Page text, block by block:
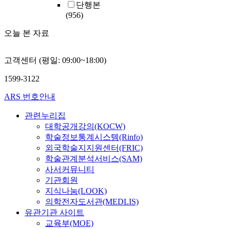
단행본
(956)
오늘 본 자료
고객센터 (평일: 09:00~18:00)
1599-3122
ARS 번호안내
관련누리집
대학공개강의(KOCW)
학술정보통계시스템(Rinfo)
외국학술지지원센터(FRIC)
학술관계분석서비스(SAM)
사서커뮤니티
기관회원
지식나눔(LOOK)
의학전자도서관(MEDLIS)
유관기관 사이트
교육부(MOE)